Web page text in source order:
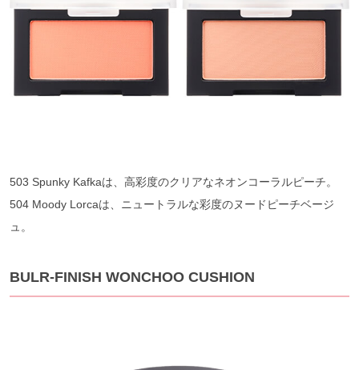
503 Spunky Kafkaは、高彩度のクリアなネオンコーラルピーチ。
504 Moody Lorcaは、ニュートラルな彩度のヌードピーチベージ
ュ。
BULR-FINISH WONCHOO CUSHION